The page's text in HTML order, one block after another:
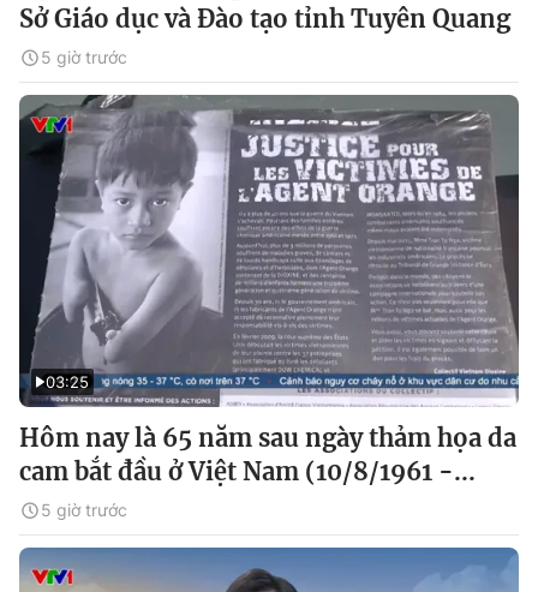
Sở Giáo dục và Đào tạo tỉnh Tuyên Quang
5 giờ trước
03:25
Hôm nay là 65 năm sau ngày thảm họa da
cam bắt đầu ở Việt Nam (10/8/1961 -...
5 giờ trước